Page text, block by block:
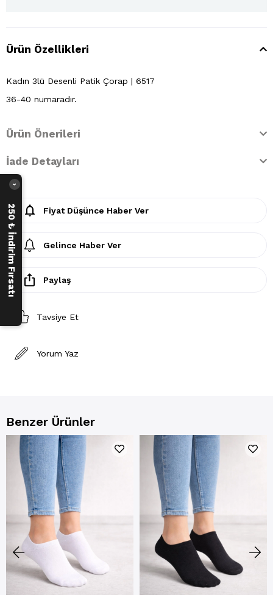
Ürün Özellikleri
Kadın 3lü Desenli Patik Çorap | 6517
36-40 numaradır.
Ürün Önerileri
İade Detayları
Fiyat Düşünce Haber Ver
Gelince Haber Ver
Paylaş
Tavsiye Et
Yorum Yaz
Benzer Ürünler
250 ₺ İndirim Fırsatı
›